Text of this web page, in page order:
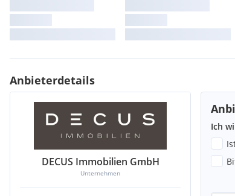
HINWEIS: Die möblierten Räume sind Abbildungen
Energieausweisliegt vor:
Heizwärmebedarf: 137,50kWh/m².a
Anbieterdetails
DECUS Immobilien GmbH
Unternehmen
Ich